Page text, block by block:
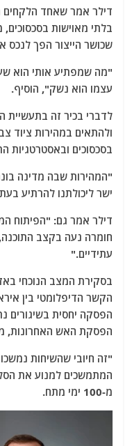
דילר אמר שאחד הלקחים
בלתי מאוישות
שכושר הייצור הפך לנכס
"מה שמפתיע אותי הוא
עצמו הוא נשק", הוסיף.
לדברי בכיר זה בתעשיית
ולהתאים במהירות ציוד
בסכסוכים ובאסטרטגיות
"המהירות שבה מדינה
ישר ליכולתנו להרתיע
דילר אמר גם: "הפיתוח
חומרה נעה בקצב
עתידיים."
בסקירת המצב הנוכחי
הקשר הדיפלומטי בין
הפסקה יחסית בשיגורים
הפסקת האש האחרונות,
"זה חיובי שהשיחות
המתמשכים למנוע את
מ-100 ימי מתח.